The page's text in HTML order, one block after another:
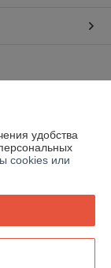
14
удобства
cookies или